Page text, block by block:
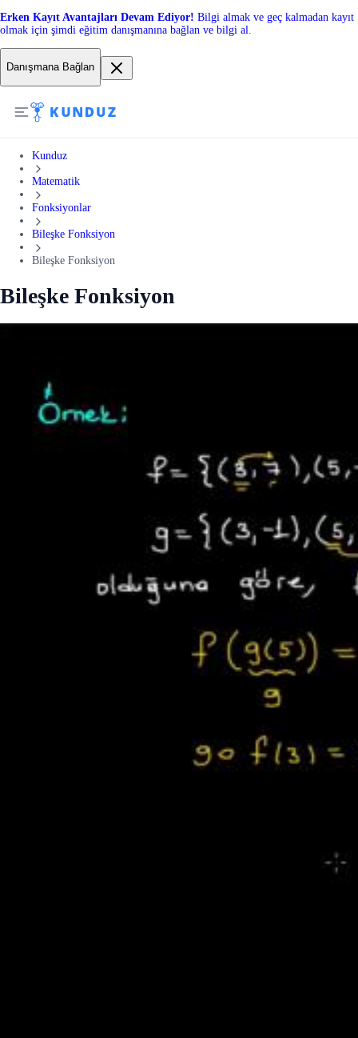
Erken Kayıt Avantajları Devam Ediyor! Bilgi almak ve geç kalmadan kayıt
olmak için şimdi eğitim danışmanına bağlan ve bilgi al.
Danışmana Bağlan
Kunduz
Matematik
Fonksiyonlar
Bileşke Fonksiyon
Bileşke Fonksiyon
Bileşke Fonksiyon